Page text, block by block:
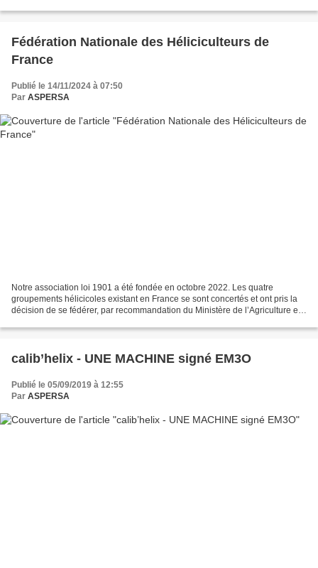
Fédération Nationale des Héliciculteurs de
France
Publié le 14/11/2024 à 07:50
Par ASPERSA
Notre association loi 1901 a été fondée en octobre 2022. Les quatre
groupements hélicicoles existant en France se sont concertés et ont pris la
décision de se fédérer, par recommandation du Ministère de l’Agriculture et
calib’helix - UNE MACHINE signé EM3O
Publié le 05/09/2019 à 12:55
Par ASPERSA